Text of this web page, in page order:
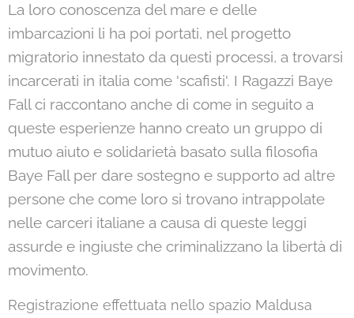
La loro conoscenza del mare e delle
imbarcazioni li ha poi portati, nel progetto
migratorio innestato da questi processi, a trovarsi
incarcerati in italia come 'scafisti'. I Ragazzi Baye
Fall ci raccontano anche di come in seguito a
queste esperienze hanno creato un gruppo di
mutuo aiuto e solidarietà basato sulla filosofia
Baye Fall per dare sostegno e supporto ad altre
persone che come loro si trovano intrappolate
nelle carceri italiane a causa di queste leggi
assurde e ingiuste che criminalizzano la libertà di
movimento.
Registrazione effettuata nello spazio Maldusa